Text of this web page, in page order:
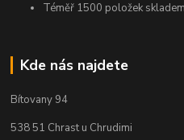
Téměř 1500 položek
Kde nás najdete
Bítovany 94
538 51 Chrast u Chrudimi